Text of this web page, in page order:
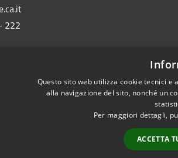
222
Questo sito web utilizza cookie tecnici
alla navigazione del sito, nonché un
Per maggiori dettagli,
ACCETTA